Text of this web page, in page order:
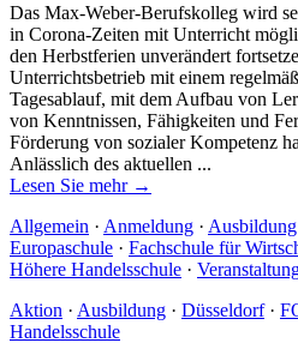
Das Max-Weber-Berufskolleg wird
in Corona-Zeiten mit Unterricht
den Herbstferien unverändert
Unterrichtsbetrieb mit einem
Tagesablauf, mit dem Aufbau von
von Kenntnissen, Fähigkeiten und
Förderung von sozialer Kompetenz
Anlässlich des aktuellen ...
Lesen Sie mehr →
Allgemein · Anmeldung · Ausbildung
Europaschule · Fachschule für
Höhere Handelsschule ·
Aktion · Ausbildung · Düsseldorf·
Handelsschule